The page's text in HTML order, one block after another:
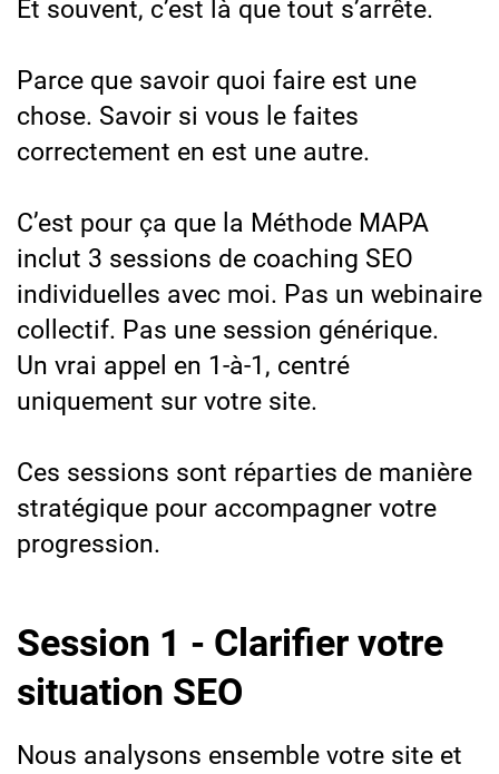
Et souvent, c’est là que tout s’arrête.
Parce que savoir quoi faire est une
chose. Savoir si vous le faites
correctement en est une autre.
C’est pour ça que la Méthode MAPA
inclut 3 sessions de coaching SEO
individuelles avec moi. Pas un webinaire
collectif. Pas une session générique.
Un vrai appel en 1-à-1, centré
uniquement sur votre site.
Ces sessions sont réparties de manière
stratégique pour accompagner votre
progression.
Session 1 - Clarifier votre
situation SEO
Nous analysons ensemble votre site et